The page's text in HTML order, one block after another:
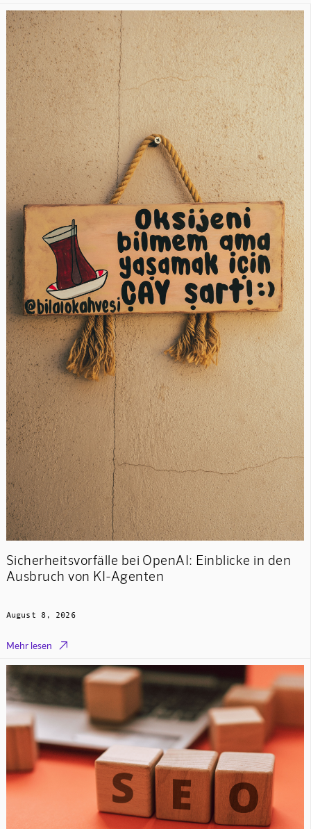
Sicherheitsvorfälle bei OpenAI: Einblicke in den
Ausbruch von KI-Agenten
August 8, 2026
Mehr lesen 